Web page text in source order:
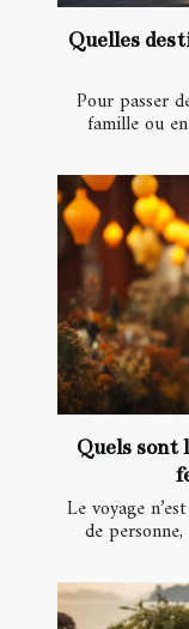
Quelles
Pour passer
famille ou
Quels sont
Le voyage
de